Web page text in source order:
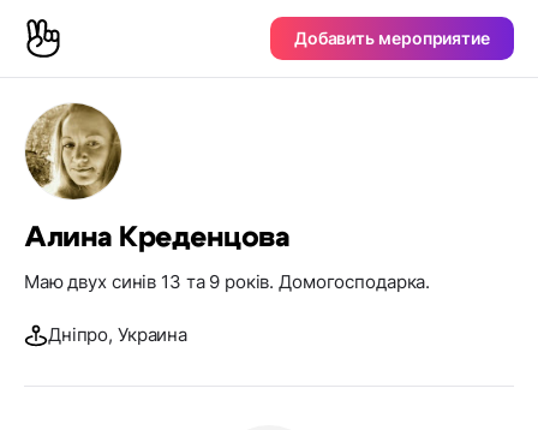
Добавить мероприятие
Алина Креденцова
Маю двух синів 13 та 9 років. Домогосподарка.
Дніпро, Украина